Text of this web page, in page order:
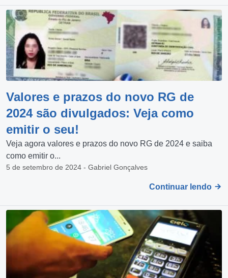
Valores e prazos do novo RG de
2024 são divulgados: Veja como
emitir o seu!
Veja agora valores e prazos do novo RG de 2024 e saiba
como emitir o...
5 de setembro de 2024 - Gabriel Gonçalves
Continuar lendo